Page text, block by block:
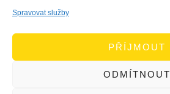
Spravovat služby
PŘÍJMOUT
ODMÍTNOUT
Kontakt